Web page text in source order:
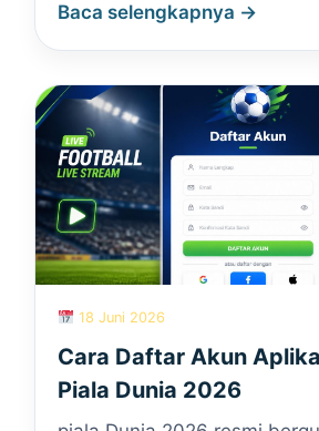
Baca selengkapnya →
18 Juni 2026
Cara Daftar Akun
Piala Dunia 2026